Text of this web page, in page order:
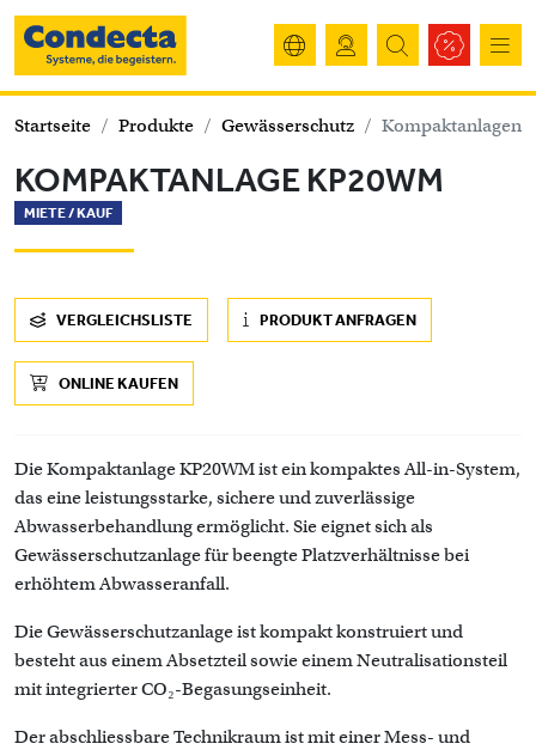
Startseite Produkte Gewässerschutz Kompaktanlagen
KOMPAKTANLAGE KP20WM
MIETE /KAUF
VERGLEICHSLISTE PRODUKT ANFRAGEN
ONLINE KAUFEN
Die Kompaktanlage KP20WM ist ein kompaktes All-in-System,
das eine leistungsstarke, sichere und zuverlässige
Abwasserbehandlung ermöglicht. Sie eignet sich als
Gewässerschutzanlage für beengte Platzverhältnisse bei
erhöhtem Abwasseranfall.
Die Gewässerschutzanlage ist kompakt konstruiert und
besteht aus einem Absetzteil sowie einem Neutralisationsteil
mit integrierter CO₂-Begasungseinheit.
Der abschliessbare Technikraum ist mit einer Mess- und